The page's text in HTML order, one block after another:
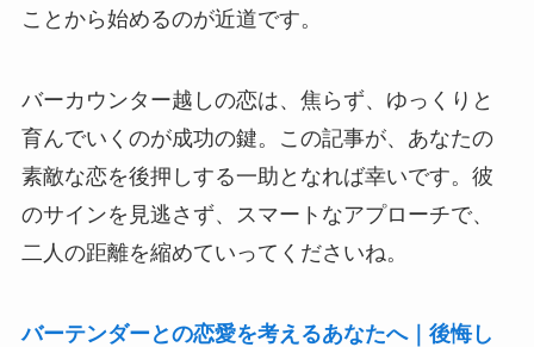
ことから始めるのが近道です。
バーカウンター越しの恋は、焦らず、ゆっくりと
育んでいくのが成功の鍵。この記事が、あなたの
素敵な恋を後押しする一助となれば幸いです。彼
のサインを見逃さず、スマートなアプローチで、
二人の距離を縮めていってくださいね。
バーテンダーとの恋愛を考えるあなたへ｜後悔し